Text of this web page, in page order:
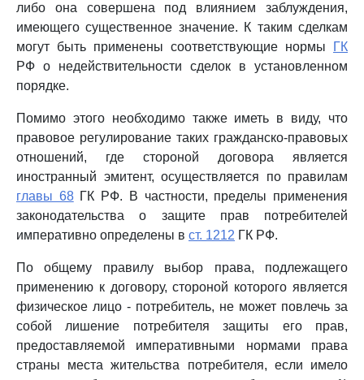
либо она совершена под влиянием заблуждения,
имеющего существенное значение. К таким сделкам
могут быть применены соответствующие нормы
ГК
РФ о недействительности сделок в установленном
порядке.
Помимо этого необходимо также иметь в виду, что
правовое регулирование таких гражданско-правовых
отношений, где стороной договора является
иностранный эмитент, осуществляется по правилам
главы 68ГК РФ. В частности, пределы применения
законодательства о защите прав потребителей
императивно определены в ст. 1212 ГК РФ.
По общему правилу выбор права, подлежащего
применению к договору, стороной которого является
физическое лицо - потребитель, не может повлечь за
собой лишение потребителя защиты его прав,
предоставляемой императивными нормами права
страны места жительства потребителя, если имело